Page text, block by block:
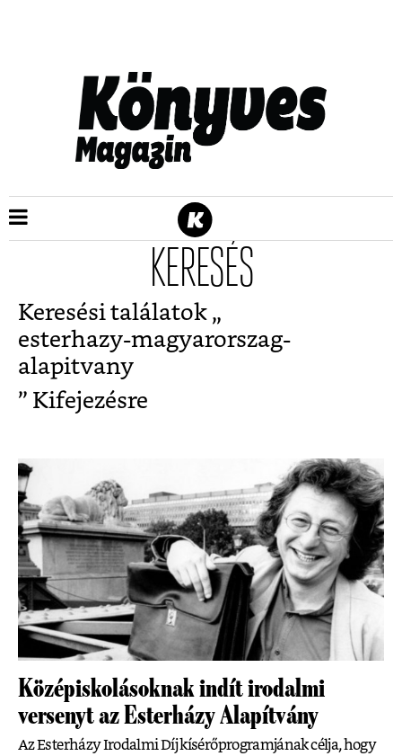
KERESÉS
Keresési találatok „
esterhazy-magyarorszag-
alapitvany
” Kifejezésre
Középiskolásoknak indít irodalmi
versenyt az Esterházy Alapítvány
Az Esterházy Irodalmi Díj kísérőprogramjának célja, hogy